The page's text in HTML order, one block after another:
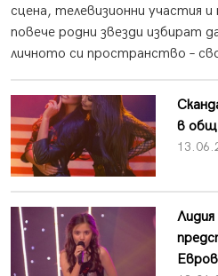
сцена, телевизионни участия
повече родни звезди избират
личното си пространство –
в общ
Лидия